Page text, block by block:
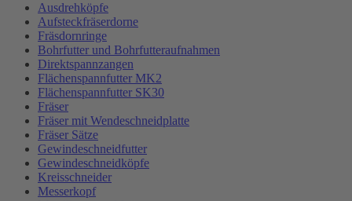
Ausdrehköpfe
Aufsteckfräserdorne
Fräsdornringe
Bohrfutter und Bohrfutteraufnahmen
Direktspannzangen
Flächenspannfutter MK2
Flächenspannfutter SK30
Fräser
Fräser mit Wendeschneidplatte
Fräser Sätze
Gewindeschneidfutter
Gewindeschneidköpfe
Kreisschneider
Messerkopf